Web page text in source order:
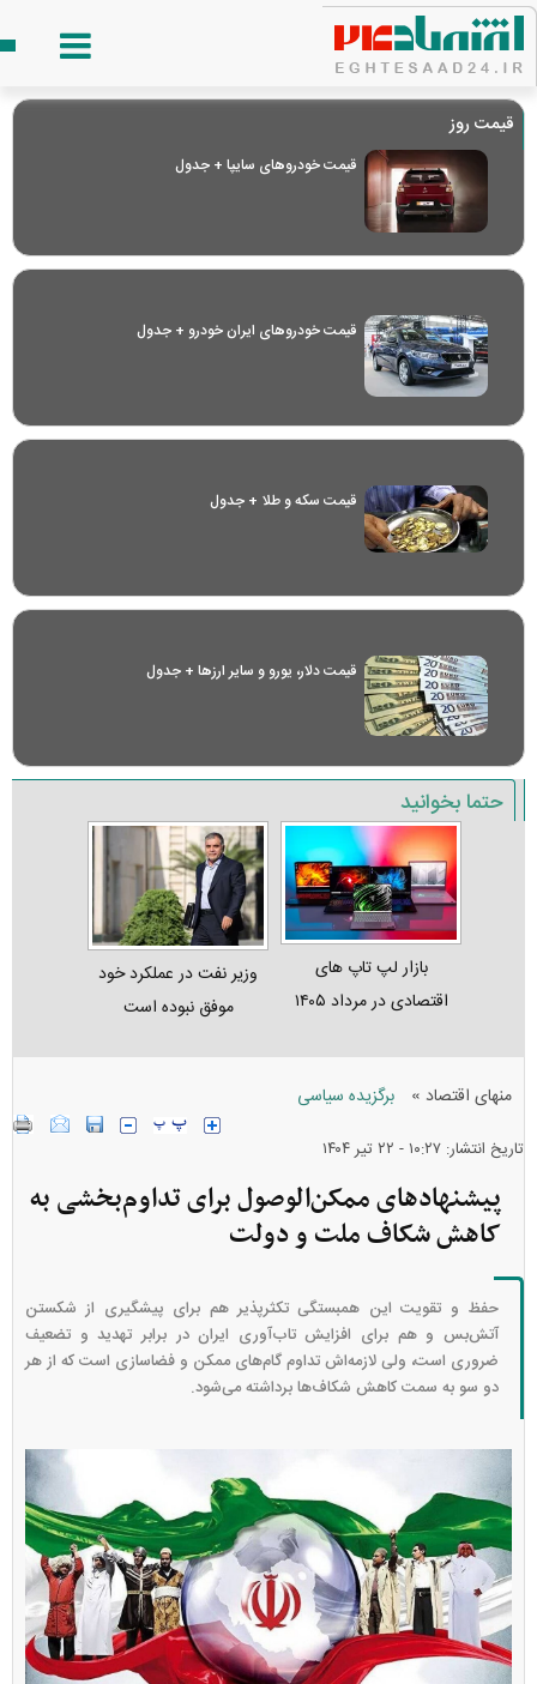
قیمت روز
قیمت خودرو‌های سایپا + جدول
قیمت خودرو‌های ایران خودرو + جدول
قیمت سکه و طلا + جدول
قیمت دلار، یورو و سایر ارز‌ها + جدول
حتما بخوانید
بازار لپ‌ تاپ‌ های
اقتصادی در مرداد ۱۴۰۵
وزیر نفت در عملکرد خود
موفق نبوده است
منهای اقتصاد » برگزیده سیاسی
تاریخ انتشار: ۱۰:۲۷ - ۲۲ تير ۱۴۰۴
پیشنهاد‌های ممکن‌الوصول برای تداوم‌بخشی به
کاهش شکاف ملت و دولت
حفظ و تقویت این همبستگی تکثرپذیر هم برای پیشگیری از شکستن
آتش‌بس و هم برای افزایش تاب‌آوری ایران در برابر تهدید و تضعیف
ضروری است، ولی لازمه‌اش تداوم گام‌های ممکن و فضاسازی است که از هر
دو سو به سمت کاهش شکاف‌ها برداشته می‌شود.